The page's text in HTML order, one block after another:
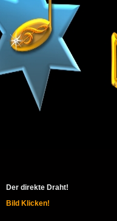
Der direkte Draht!
Bild Klicken!